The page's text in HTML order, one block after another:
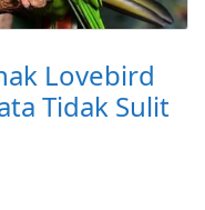
Lovebird
Tidak Sulit